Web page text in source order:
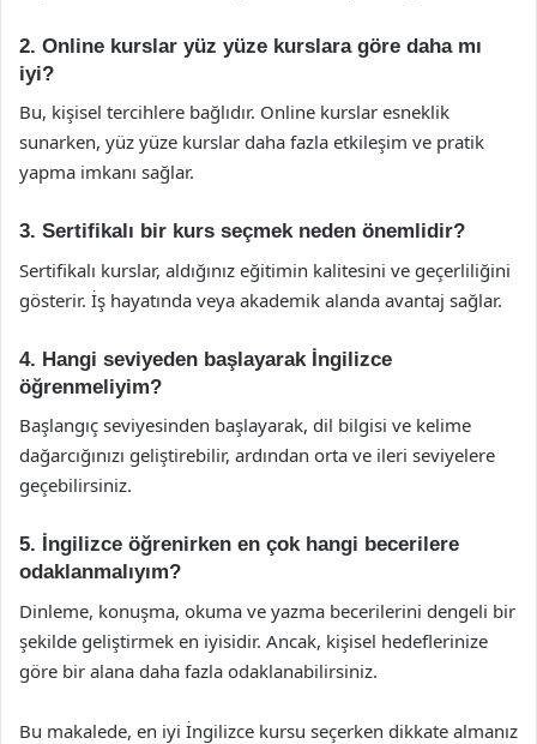
2. Online kurslar yüz yüze kurslara göre daha mı
iyi?
Bu, kişisel tercihlere bağlıdır. Online kurslar esneklik
sunarken, yüz yüze kurslar daha fazla etkileşim ve pratik
yapma imkanı sağlar.
3. Sertifikalı bir kurs seçmek neden önemlidir?
Sertifikalı kurslar, aldığınız eğitimin kalitesini ve geçerliliğini
gösterir. İş hayatında veya akademik alanda avantaj sağlar.
4. Hangi seviyeden başlayarak İngilizce
öğrenmeliyim?
Başlangıç seviyesinden başlayarak, dil bilgisi ve kelime
dağarcığınızı geliştirebilir, ardından orta ve ileri seviyelere
geçebilirsiniz.
5. İngilizce öğrenirken en çok hangi becerilere
odaklanmalıyım?
Dinleme, konuşma, okuma ve yazma becerilerini dengeli bir
şekilde geliştirmek en iyisidir. Ancak, kişisel hedeflerinize
göre bir alana daha fazla odaklanabilirsiniz.
Bu makalede, en iyi İngilizce kursu seçerken dikkate almanız